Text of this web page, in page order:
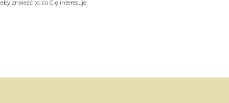
znaleźć to, co Cię interesuje.